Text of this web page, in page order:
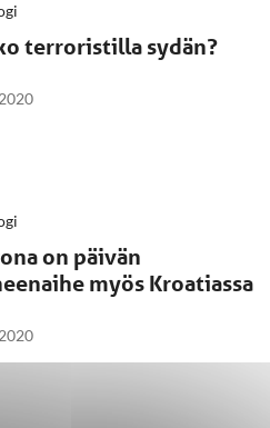
terroristilla sydän?
on päivän
myös Kroatiassa